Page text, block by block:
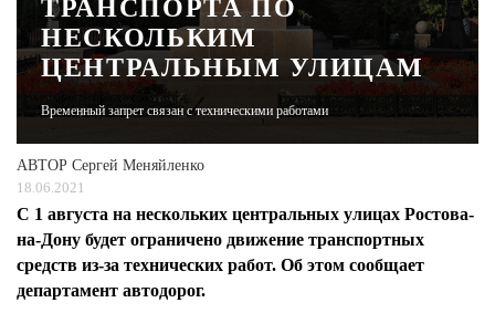
ТРАНСПОРТА ПО
НЕСКОЛЬКИМ
ЦЕНТРАЛЬНЫМ УЛИЦАМ
Временный запрет связан с техническими работами
АВТОР Сергей Меняйленко
18.06.2021
С 1 августа на нескольких центральных улицах Ростова-
на-Дону будет ограничено движение транспортных
средств из-за технических работ. Об этом сообщает
департамент автодорог.